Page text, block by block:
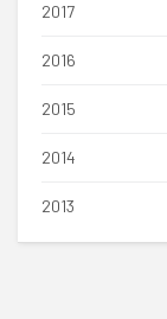
2017
2016
2015
2014
2013